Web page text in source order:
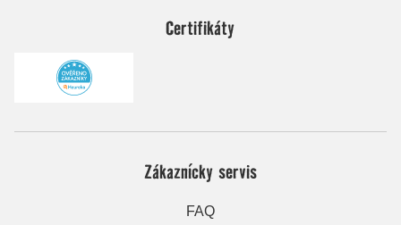
Certifikáty
Zákaznícky servis
FAQ